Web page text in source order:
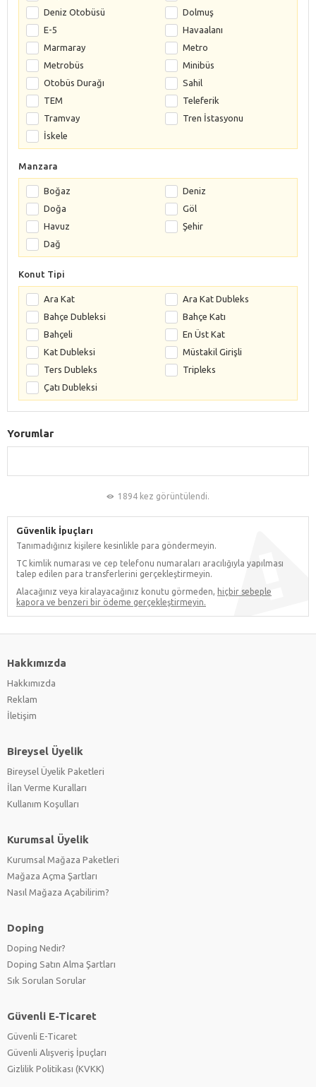
Deniz Otobüsü
Dolmuş
E-5
Havaalanı
Marmaray
Metro
Metrobüs
Minibüs
Otobüs Durağı
Sahil
TEM
Teleferik
Tramvay
Tren İstasyonu
İskele
Manzara
Boğaz
Deniz
Doğa
Göl
Havuz
Şehir
Dağ
Konut Tipi
Ara Kat
Ara Kat Dubleks
Bahçe Dubleksi
Bahçe Katı
Bahçeli
En Üst Kat
Kat Dubleksi
Müstakil Girişli
Ters Dubleks
Tripleks
Çatı Dubleksi
Yorumlar
1894 kez görüntülendi.
Güvenlik İpuçları
Tanımadığınız kişilere kesinlikle para göndermeyin.
TC kimlik numarası ve cep telefonu numaraları aracılığıyla yapılması
talep edilen para transferlerini gerçekleştirmeyin.
Alacağınız veya kiralayacağınız konutu görmeden, hiçbir sebeple
kapora ve benzeri bir ödeme gerçekleştirmeyin.
Hakkımızda
Hakkımızda
Reklam
İletişim
Bireysel Üyelik
Bireysel Üyelik Paketleri
İlan Verme Kuralları
Kullanım Koşulları
Kurumsal Üyelik
Kurumsal Mağaza Paketleri
Mağaza Açma Şartları
Nasıl Mağaza Açabilirim?
Doping
Doping Nedir?
Doping Satın Alma Şartları
Sık Sorulan Sorular
Güvenli E-Ticaret
Güvenli E-Ticaret
Güvenli Alışveriş İpuçları
Gizlilik Politikası (KVKK)